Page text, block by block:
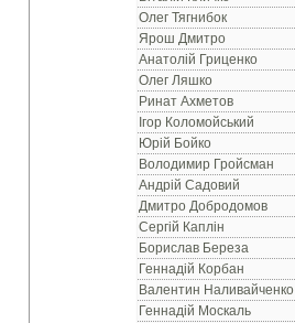
Олег Тягнибок
Ярош Дмитро
Анатолій Гриценко
Олег Ляшко
Ринат Ахметов
Ігор Коломойський
Юрій Бойко
Володимир Гройсман
Андрій Садовий
Дмитро Добродомов
Сергій Каплін
Борислав Береза
Геннадій Корбан
Валентин Наливайченко
Геннадій Москаль